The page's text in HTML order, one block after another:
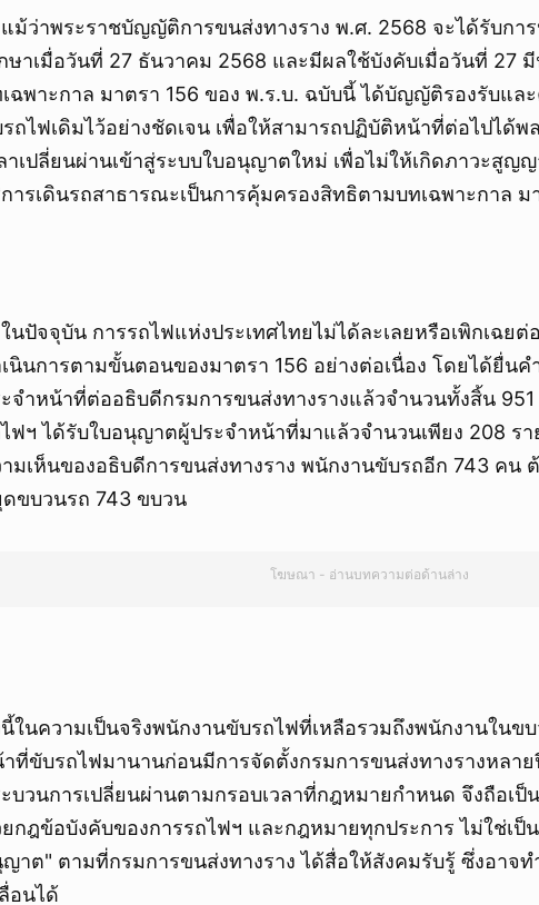
ม้ว่าพระราชบัญญัติการขนส่งทางราง พ.ศ. 2568 จะได้รับกา
ษาเมื่อวันที่ 27 ธันวาคม 2568 และมีผลใช้บังคับเมื่อวันที่ 27
ฉพาะกาล มาตรา 156 ของ พ.ร.บ. ฉบับนี้ ได้บัญญัติรองรับแล
ถไฟเดิมไว้อย่างชัดเจน เพื่อให้สามารถปฏิบัติหน้าที่ต่อไปได้พ
าเปลี่ยนผ่านเข้าสู่ระบบใบอนุญาตใหม่ เพื่อไม่ให้เกิดภาวะสูญ
ารเดินรถสาธารณะเป็นการคุ้มครองสิทธิตามบทเฉพาะกาล ม
นปัจจุบัน การรถไฟแห่งประเทศไทยไม่ได้ละเลยหรือเพิกเฉย
นินการตามขั้นตอนของมาตรา 156 อย่างต่อเนื่อง โดยได้ยื่น
จำหน้าที่ต่ออธิบดีกรมการขนส่งทางรางแล้วจำนวนทั้งสิ้น
ฟฯ ได้รับใบอนุญาตผู้ประจำหน้าที่มาแล้วจำนวนเพียง 208 ร
มเห็นของอธิบดีการขนส่งทางราง พนักงานขับรถอีก 743 คน
ขบวนรถ 743 ขบวน
โฆษณา - อ่านบทความต่อด้านล่าง
ในความเป็นจริงพนักงานขับรถไฟที่เหลือรวมถึงพนักงานในข
ที่ขับรถไฟมานานก่อนมีการจัดตั้งกรมการขนส่งทางรางหลา
บวนการเปลี่ยนผ่านตามกรอบเวลาที่กฎหมายกำหนด จึงถือเ
กฎข้อบังคับของการรถไฟฯ และกฎหมายทุกประการ ไม่ใช่เป็
าต" ตามที่กรมการขนส่งทางราง ได้สื่อให้สังคมรับรู้ ซึ่งอาจท
อนได้